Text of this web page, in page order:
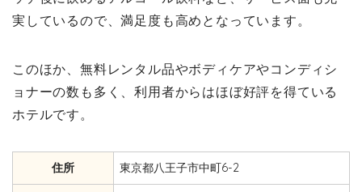
実しているので、満足度も高めとなっています。
このほか、無料レンタル品やボディケアやコンディシ
ョナーの数も多く、利用者からはほぼ好評を得ている
ホテルです。
住所 東京都八王子市中町6-2